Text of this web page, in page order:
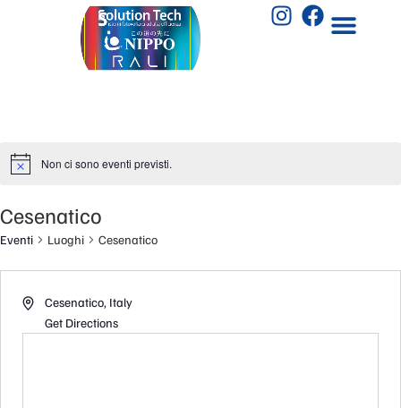
Non ci sono eventi previsti.
Cesenatico
Eventi Luoghi Cesenatico
Cesenatico, Italy
Get Directions